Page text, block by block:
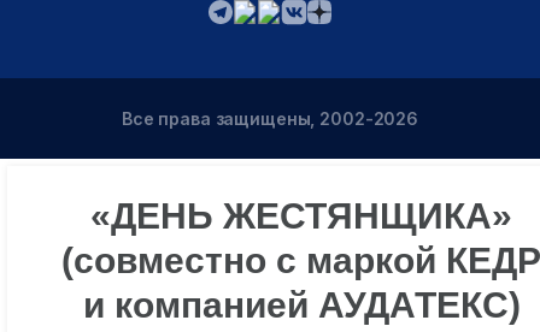
Все права защищены, 2002-2026